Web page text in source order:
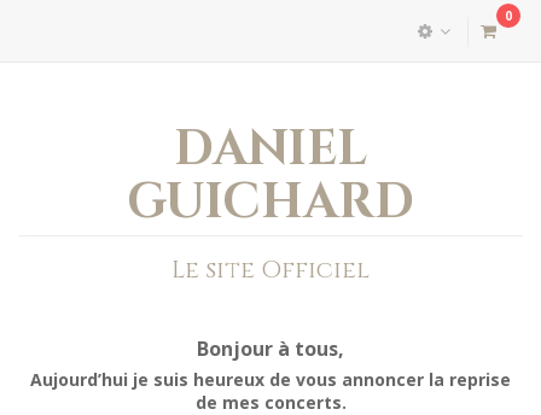
0
DANIEL
GUICHARD
Le site Officiel
Bonjour à tous,
Aujourd’hui je suis heureux de vous annoncer la reprise
de mes concerts.